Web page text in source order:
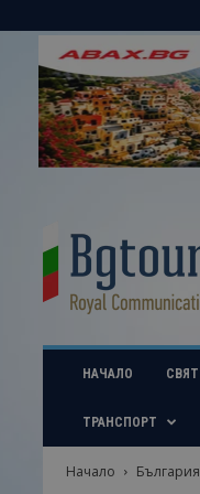
u
i
b
НАЧАЛО СВЯТ
ТРАНСПОРТ
Начало България